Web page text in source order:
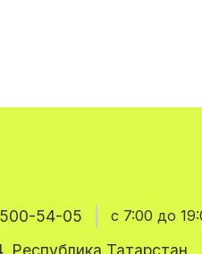
54-05 с 7:00 до
Республика Татарстан,